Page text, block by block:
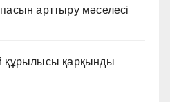
арттыру мәселесі
құрылысы қарқынды